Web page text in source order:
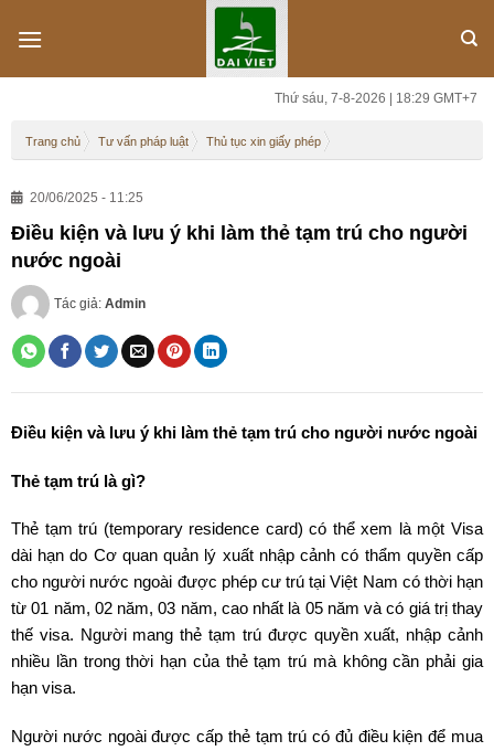
Thứ sáu, 7-8-2026 | 18:29 GMT+7
Trang chủ Tư vấn pháp luật Thủ tục xin giấy phép
20/06/2025 - 11:25
Điều kiện và lưu ý khi làm thẻ tạm trú cho người
nước ngoài
Tác giả: Admin
Điều kiện và lưu ý khi làm thẻ tạm trú cho người nước ngoài
Thẻ tạm trú là gì?
Thẻ tạm trú (temporary residence card) có thể xem là một Visa
dài hạn do Cơ quan quản lý xuất nhập cảnh có thẩm quyền cấp
cho người nước ngoài được phép cư trú tại Việt Nam có thời hạn
từ 01 năm, 02 năm, 03 năm, cao nhất là 05 năm và có giá trị thay
thế visa. Người mang thẻ tạm trú được quyền xuất, nhập cảnh
nhiều lần trong thời hạn của thẻ tạm trú mà không cần phải gia
hạn visa.
Người nước ngoài được cấp thẻ tạm trú có đủ điều kiện để mua